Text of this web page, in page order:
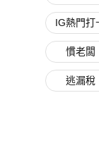
IG熱門打
慣老闆
逃漏稅